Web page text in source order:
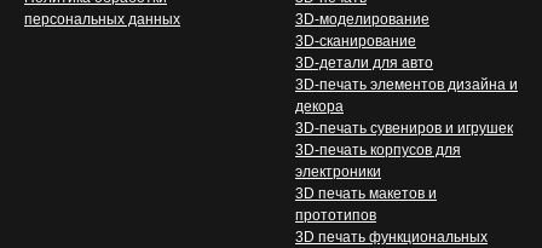
персональных данных
3D-моделирование
3D-сканирование
3D-детали для авто
3D-печать элементов дизайна и
декора
3D-печать сувениров и игрушек
3D-печать корпусов для
электроники
3D печать макетов и
прототипов
3D печать функциональных